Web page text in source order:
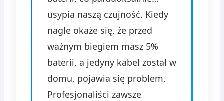
usypia naszą czujność. Kiedy
nagle okaże się, że przed
ważnym biegiem masz 5%
baterii, a jedyny kabel został w
domu, pojawia się problem.
Profesjonaliści zawsze